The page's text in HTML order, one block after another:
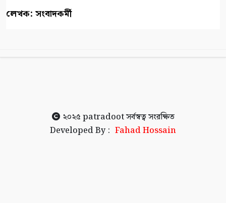
লেখক: সংবাদকর্মী
২০২৫ patradootসর্বস্বত্ব সংরক্ষিত
Developed By : Fahad Hossain